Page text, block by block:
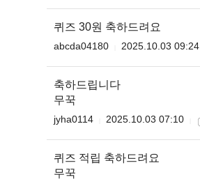
퀴즈 30원 축하드려요
abcda04180 2025.10.03 09:24
축하드립니다
무꾹
jyha0114 2025.10.03 07:10
퀴즈 적립 축하드려요
무꾹